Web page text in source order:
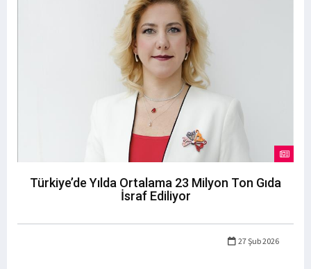
Türkiye’de Yılda Ortalama 23 Milyon Ton Gıda
İsraf Ediliyor
27 Şub 2026